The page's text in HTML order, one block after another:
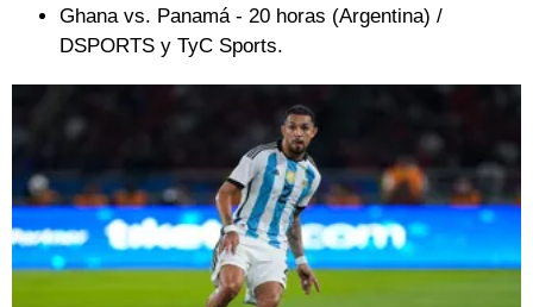
Ghana vs. Panamá - 20 horas (Argentina) /
DSPORTS y TyC Sports.